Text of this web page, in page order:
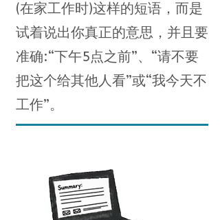
(在家工作时)这样的短语，而是
试着说出你真正的意思，并且要
准确:“下午5点之前”、“请不要
把这个给其他人看”或“我今天不
工作”。